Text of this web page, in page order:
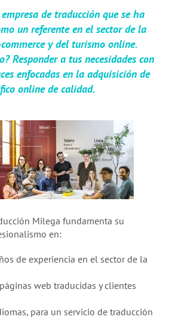
¿Quién eres?
Consejos en traducción
Presupuesto
de traducción que se ha
un referente en el sector de la
y del turismo online.
Responder a tus necesidades con
enfocadas en la adquisición de
online de calidad.
Milega fundamenta su
en:
de experiencia en el sector de la
web traducidas y clientes
para un servicio de traducción